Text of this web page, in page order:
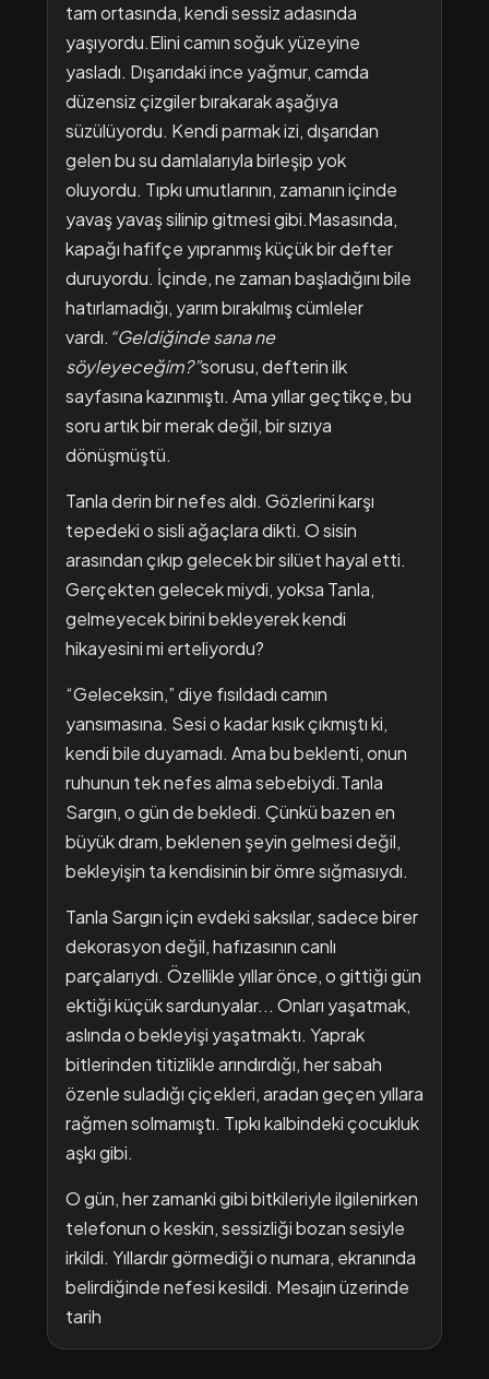
tam ortasında, kendi sessiz adasında
yaşıyordu.​Elini camın soğuk yüzeyine
yasladı. Dışarıdaki ince yağmur, camda
düzensiz çizgiler bırakarak aşağıya
süzülüyordu. Kendi parmak izi, dışarıdan
gelen bu su damlalarıyla birleşip yok
oluyordu. Tıpkı umutlarının, zamanın içinde
yavaş yavaş silinip gitmesi gibi.​Masasında,
kapağı hafifçe yıpranmış küçük bir defter
duruyordu. İçinde, ne zaman başladığını bile
hatırlamadığı, yarım bırakılmış cümleler
vardı. “Geldiğinde sana ne
söyleyeceğim?”sorusu, defterin ilk
sayfasına kazınmıştı. Ama yıllar geçtikçe, bu
soru artık bir merak değil, bir sızıya
dönüşmüştü.
​Tanla derin bir nefes aldı. Gözlerini karşı
tepedeki o sisli ağaçlara dikti. O sisin
arasından çıkıp gelecek bir silüet hayal etti.
Gerçekten gelecek miydi, yoksa Tanla,
gelmeyecek birini bekleyerek kendi
hikayesini mi erteliyordu?
“Geleceksin,” diye fısıldadı camın
yansımasına. Sesi o kadar kısık çıkmıştı ki,
kendi bile duyamadı. Ama bu beklenti, onun
ruhunun tek nefes alma sebebiydi.Tanla
Sargın, o gün de bekledi. Çünkü bazen en
büyük dram, beklenen şeyin gelmesi değil,
bekleyişin ta kendisinin bir ömre sığmasıydı.
Tanla Sargın için evdeki saksılar, sadece birer
dekorasyon değil, hafızasının canlı
parçalarıydı. Özellikle yıllar önce, o gittiği gün
ektiği küçük sardunyalar... Onları yaşatmak,
aslında o bekleyişi yaşatmaktı. Yaprak
bitlerinden titizlikle arındırdığı, her sabah
özenle suladığı çiçekleri, aradan geçen yıllara
rağmen solmamıştı. Tıpkı kalbindeki çocukluk
aşkı gibi.
​O gün, her zamanki gibi bitkileriyle ilgilenirken
telefonun o keskin, sessizliği bozan sesiyle
irkildi. Yıllardır görmediği o numara, ekranında
belirdiğinde nefesi kesildi. Mesajın üzerinde
tarih